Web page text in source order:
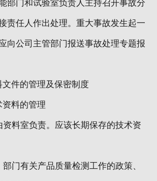
部门和试验室负责人主持召开事故分
责任人作出处理。重大事故发生起一
向公司主管部门报送事故处理专题报
件的管理及保密制度
料的管理
资料室负责。应该长期保存的技术资
门有关产品质量检测工作的政策、